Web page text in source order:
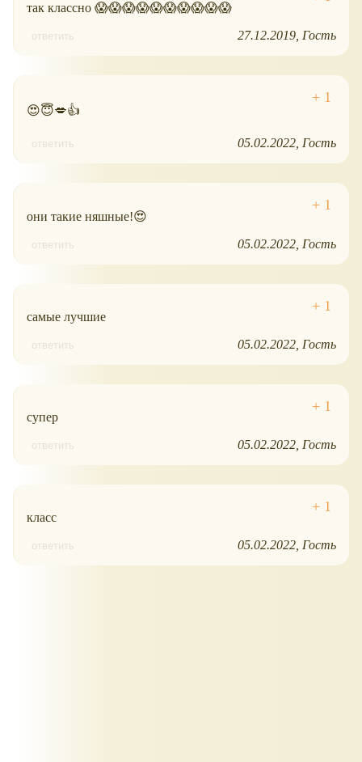
так классно 😱😱😱😱😱😱😱😱😱😱
ответить 27.12.2019 Гость
😍😇💋👍
ответить 05.02.2022 Гость
они такие няшные!😍
ответить 05.02.2022 Гость
самые лучшие
ответить 05.02.2022 Гость
супер
ответить 05.02.2022 Гость
класс
ответить 05.02.2022 Гость